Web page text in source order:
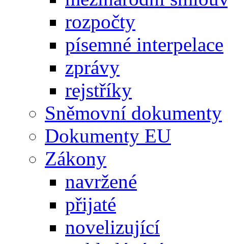
rozpočty
písemné interpelace
zprávy
rejstříky
Sněmovní dokumenty
Dokumenty EU
Zákony
navržené
přijaté
novelizující